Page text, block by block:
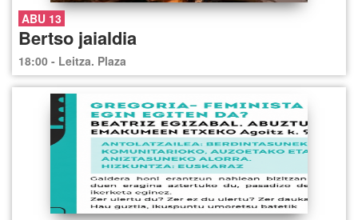
ABU 13
Bertso jaialdia
18:00 - Leitza. Plaza